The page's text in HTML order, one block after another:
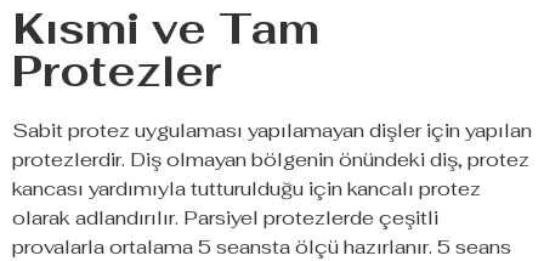
Kısmi ve Tam
Protezler
Sabit protez uygulaması yapılamayan dişler için yapılan
protezlerdir. Diş olmayan bölgenin önündeki diş, protez
kancası yardımıyla tutturulduğu için kancalı protez
olarak adlandırılır. Parsiyel protezlerde çeşitli
provalarla ortalama 5 seansta ölçü hazırlanır. 5 seans